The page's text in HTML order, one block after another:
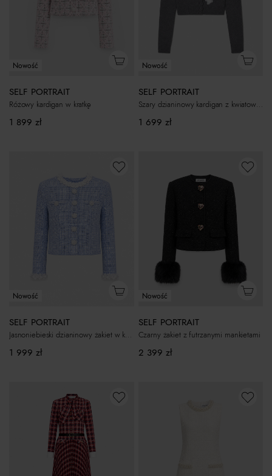
Nowość
SELF PORTRAIT
Różowy kardigan w kratkę
1 899 zł
Nowość
SELF PORTRAIT
Szary dzianinowy kardigan z kwiatową aplikacją
1 699 zł
Nowość
SELF PORTRAIT
Jasnoniebieski dzianinowy żakiet w kratkę
1 999 zł
Nowość
SELF PORTRAIT
Czarny żakiet z futrzanymi mankietami
2 399 zł